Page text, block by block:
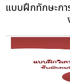
แบบฝึกทักษะกา